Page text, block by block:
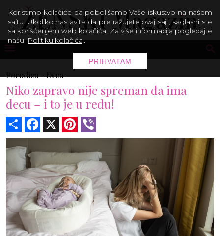
Porodica -Deca
Niko zapravo nije spreman da ima
decu – i to je u redu!
Share Facebook Pinterest
Koristimo kolačiće da poboljšamo Vaše iskustvo na našem
sajtu. Ukoliko nastavite da pretražujete ovaj sajt, saglasni ste
sa korišćenjem web kolačića. Za više informacija pogledajte
našu Politiku kolačića .
PRIHVATAM